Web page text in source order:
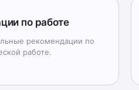
по работе
рекомендации по
работе.